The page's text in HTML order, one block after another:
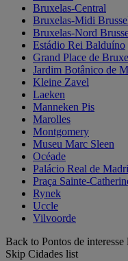
Bruxelas-Central
Bruxelas-Midi
Bruxelas-Nord
Estádio Rei Balduíno
Grand Place de
Jardim Botânico de
Kleine Zavel
Laeken
Manneken Pis
Marolles
Montgomery
Museu Marc Sleen
Océade
Palácio Real de
Praça Sainte-
Rynek
Uccle
Vilvoorde
Back to Pontos de interesse
Skip Cidades list